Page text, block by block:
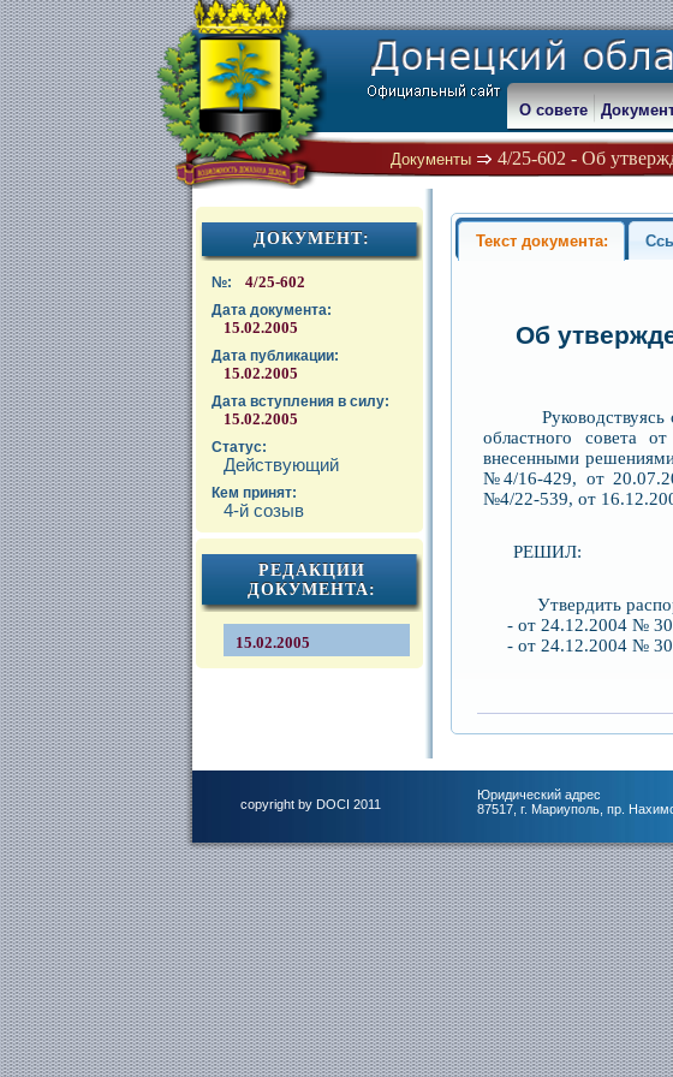
Документы 4/25-602 - Об
О совете
ДОКУМЕНТ:
№: 4/25-602
Дата документа:
15.02.2005
Дата публикации:
15.02.2005
Дата вступления в силу:
15.02.2005
Статус:
Действующий
Кем принят:
4-й созыв
РЕДАКЦИИ
ДОКУМЕНТА:
15.02.2005
Текст документа:
Об
областного совета
внесенными
№4/16-429, от
№4/22-539, от
РЕШИЛ:
Утвердить
- от 24.12.2004 №
- от 24.12.2004 №
copyright by DOCI 2011
Юридический адрес
87517, г. Мариуполь, пр.